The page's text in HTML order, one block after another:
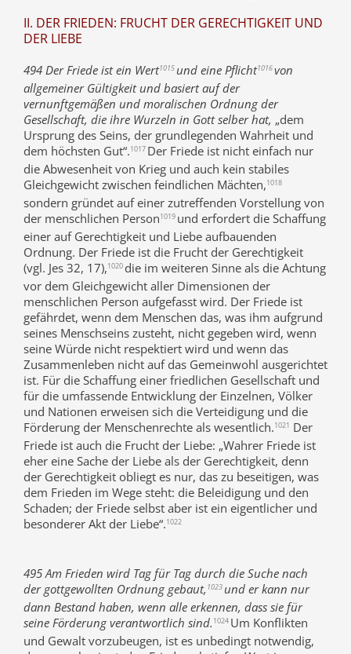
II. DER FRIEDEN: FRUCHT DER GERECHTIGKEIT UND
DER LIEBE
494 Der Friede ist ein Wert1015 und eine Pflicht1016von
allgemeiner Gültigkeit und basiert auf der
vernunftgemäßen und moralischen Ordnung der
Gesellschaft, die ihre Wurzeln in Gott selber hat, „dem
Ursprung des Seins, der grundlegenden Wahrheit und
dem höchsten Gut“.1017 Der Friede ist nicht einfach nur
die Abwesenheit von Krieg und auch kein stabiles
Gleichgewicht zwischen feindlichen Mächten,1018
sondern gründet auf einer zutreffenden Vorstellung von
der menschlichen Person1019 und erfordert die Schaffung
einer auf Gerechtigkeit und Liebe aufbauenden
Ordnung. Der Friede ist die Frucht der Gerechtigkeit
(vgl. Jes 32, 17),1020 die im weiteren Sinne als die Achtung
vor dem Gleichgewicht aller Dimensionen der
menschlichen Person aufgefasst wird. Der Friede ist
gefährdet, wenn dem Menschen das, was ihm aufgrund
seines Menschseins zusteht, nicht gegeben wird, wenn
seine Würde nicht respektiert wird und wenn das
Zusammenleben nicht auf das Gemeinwohl ausgerichtet
ist. Für die Schaffung einer friedlichen Gesellschaft und
für die umfassende Entwicklung der Einzelnen, Völker
und Nationen erweisen sich die Verteidigung und die
Förderung der Menschenrechte als wesentlich.1021 Der
Friede ist auch die Frucht der Liebe: „Wahrer Friede ist
eher eine Sache der Liebe als der Gerechtigkeit, denn
der Gerechtigkeit obliegt es nur, das zu beseitigen, was
dem Frieden im Wege steht: die Beleidigung und den
Schaden; der Friede selbst aber ist ein eigentlicher und
besonderer Akt der Liebe“.1022
495 Am Frieden wird Tag für Tag durch die Suche nach
der gottgewollten Ordnung gebaut, 1023 und er kann nur
dann Bestand haben, wenn alle erkennen, dass sie für
seine Förderung verantwortlich sind. 1024 Um Konflikten
und Gewalt vorzubeugen, ist es unbedingt notwendig,